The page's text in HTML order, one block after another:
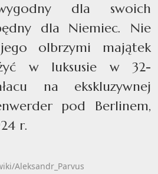
dla swoich
dla Niemiec. Nie
olbrzymi majątek
w luksusie w 32-
na ekskluzywnej
pod Berlinem,
r.
Aleksandr_Parvus